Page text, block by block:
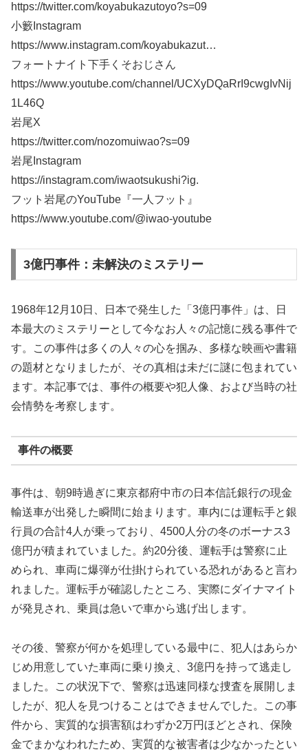
https://twitter.com/koyabukazutoyo?s=09​
小籔Instagram
https://www.instagram.com/koyabukazut…​
フォートナイト下手くそおじさん
https://www.youtube.com/channel/UCXyDQaRrI9cwgIvNij
1L46Q
岩尾X
https://twitter.com/nozomuiwao?s=09​
岩尾Instagram
https://instagram.com/iwaotsukushi?ig​.
フット岩尾のYouTube『一人フット』
https://www.youtube.com/@iwao-youtube
3億円事件：未解決のミステリー
1968年12月10日、日本で発生した「3億円事件」は、日
本最大のミステリーとして今なお人々の記憶に残る事件で
す。この事件は多くの人々の心を掴み、多様な映画や書籍
の題材となりましたが、その真相は未だに謎に包まれてい
ます。本記事では、事件の概要や犯人像、および当時の社
会情勢を考察します。
事件の概要
事件は、朝9時過ぎに東京都府中市の日本信託銀行の現金
輸送車が出発した瞬間に始まります。車内には運転手と銀
行員の合計4人が乗っており、4500人分の冬のボーナス3
億円が積まれていました。約20分後、運転手は警察に止
められ、車両に爆弾が仕掛けられている恐れがあると言わ
れました。運転手が確認したところ、実際にダイナマイト
が発見され、乗員は急いで車から逃げ出します。
その後、警察が何かを処理している最中に、犯人はあらか
じめ用意していた車両に乗り換え、3億円を持って逃走し
ました。この状況下で、警察は迅速同様な捜査を展開しま
したが、犯人を見つけることはできませんでした。この事
件から、実質的な損害額はわずか2万円ほどとされ、保険
金でまかなわれたため、実質的な被害者は少なかったとい